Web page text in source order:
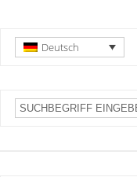
Deutsch